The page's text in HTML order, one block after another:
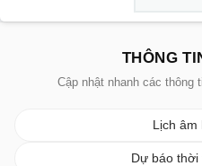
THÔNG
Cập nhật nhanh các thông
Lịch âm
Dự báo thời